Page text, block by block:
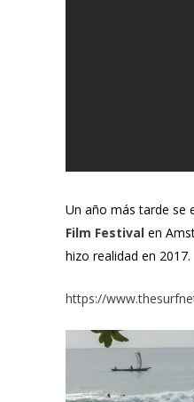
Un año más tarde se
Film Festival en
hizo realidad en 2017.
https://